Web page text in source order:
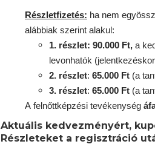
Részletfizetés: ha nem
alábbiak szerint alakul:
1. részlet: 90.000 Ft, a
levonhatók
2. részlet: 65.000 Ft (a
3. részlet: 65.000 Ft (a
A felnőttképzési tevékenység
Aktuális kedvezményért,
Részleteket a regisztráció